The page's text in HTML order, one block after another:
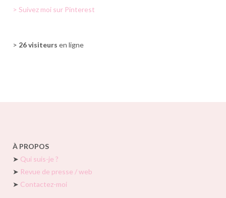
> Suivez moi sur Pinterest
> 26 visiteurs en ligne
À PROPOS
➤ Qui suis-je ?
➤ Revue de presse / web
➤ Contactez-moi